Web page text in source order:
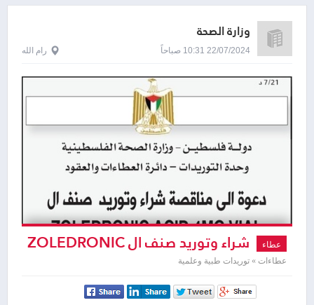
وزارة الصحة
22/07/2024 10:31 صباحاً رام الله
عطاء شراء وتوريد صنف ال ZOLEDRONIC
ACID 4MG VIAL
عطاءات » توريدات طبية وعلمية